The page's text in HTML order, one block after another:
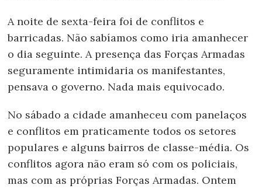
A noite de sexta-feira foi de conflitos e
barricadas. Não sabíamos como iria amanhecer
o dia seguinte. A presença das Forças Armadas
seguramente intimidaria os manifestantes,
pensava o governo. Nada mais equivocado.
No sábado a cidade amanheceu com panelaços
e conflitos em praticamente todos os setores
populares e alguns bairros de classe-média. Os
conflitos agora não eram só com os policiais,
mas com as próprias Forças Armadas. Ontem